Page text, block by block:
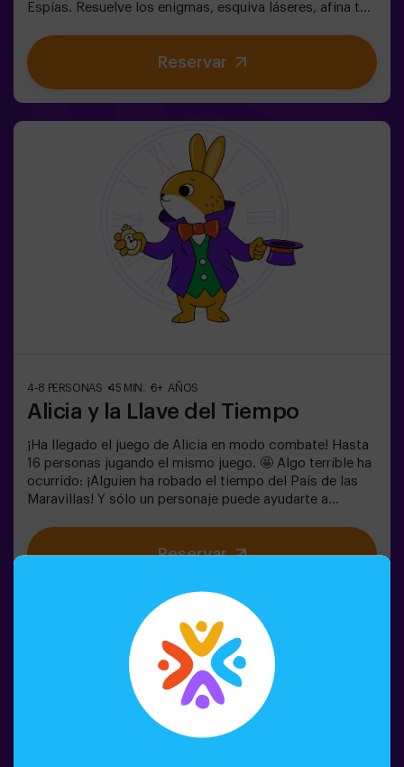
Espías. Resuelve los enigmas, esquiva láseres, afina tu
espía. 🕶️ Una experiencia única e inigualable en una
habitación llena de acción y acertijos de habilidad.✅
Ideal para niños | adolescentes | cumpleaños infantiles |
Reservar
4-8 PERSONAS 45 MIN. 6+ AÑOS
Alicia y la Llave del Tiempo
¡Ha llegado el juego de Alicia en modo combate! Hasta
16 personas jugando el mismo juego. 🤩 Algo terrible ha
ocurrido: ¡Alguien ha robado el tiempo del País de las
Maravillas! Y sólo un personaje puede ayudarte a
tendrás que resolver los enigmas y sumergirte en el
Jardín Secreto de la Reina. ¿Estás preparado para
para niños a partir de 6 años. Ideal para cumpleaños.
Puedes acompañar el juego reservando nuestra sala de
meriendas. 🎂👩‍🏫 Monitor incluido únicamente con el
pack de cumpleaños.⚠️ Existen pasos estrechos ⚠️
🧩 Nivel de dificultad: bajo.
Reservar